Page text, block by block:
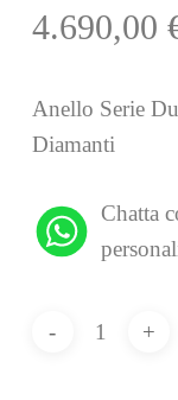
4.690,00
Anello Serie
Diamanti
Chatta